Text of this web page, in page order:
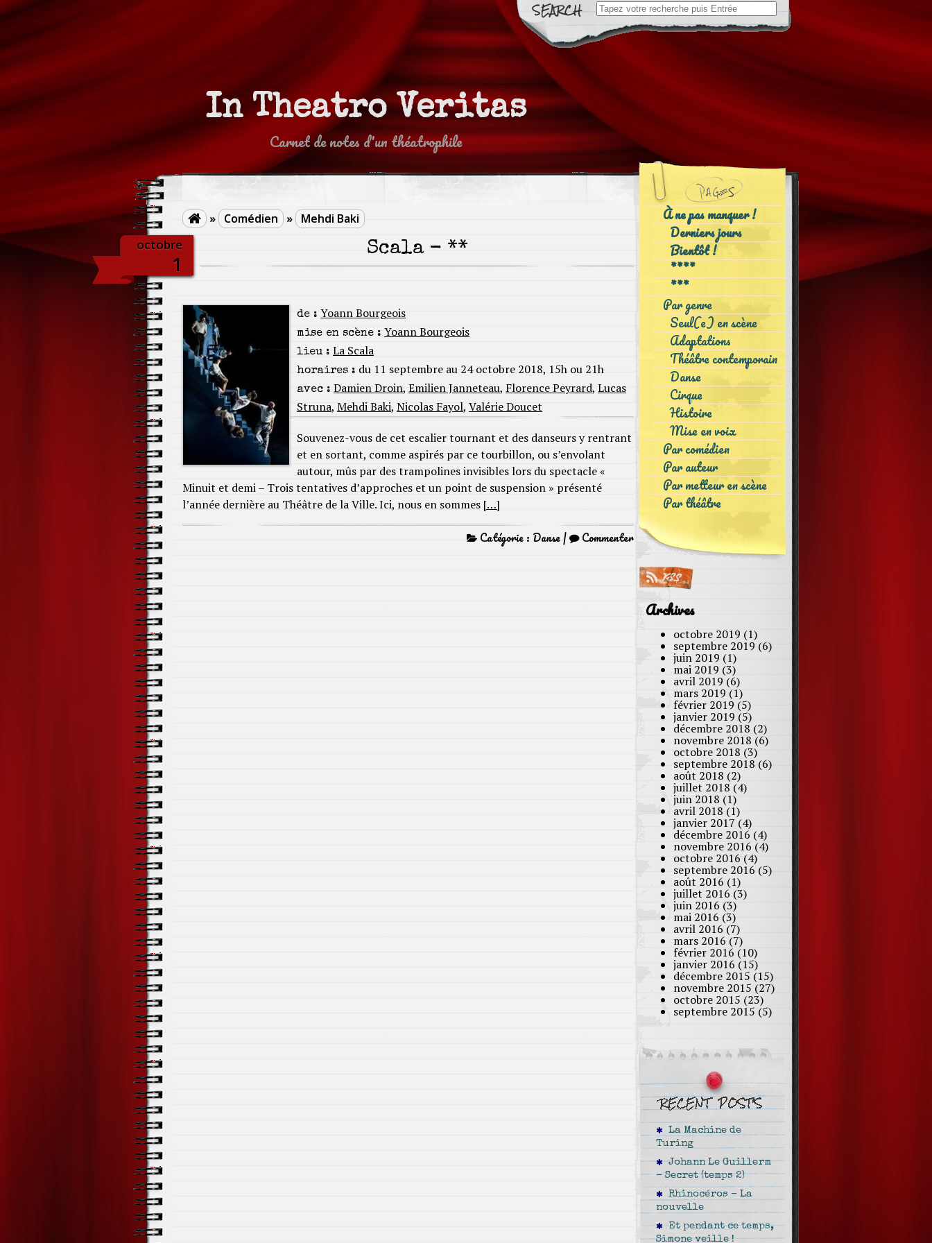
Search
for:
In Theatro Veritas
Carnet de notes d'un théatrophile
 » Comédien » Mehdi Baki
octobre
1
Scala - **
de : Yoann Bourgeois
mise en scène : Yoann Bourgeois
lieu : La Scala
horaires : du 11 septembre au 24 octobre 2018, 15h ou 21h
avec : Damien Droin, Emilien Janneteau, Florence Peyrard, Lucas
Struna, Mehdi Baki, Nicolas Fayol, Valérie Doucet
Souvenez-vous de cet escalier tournant et des danseurs y rentrant
et en sortant, comme aspirés par ce tourbillon, ou s’envolant
autour, mûs par des trampolines invisibles lors du spectacle «
Minuit et demi – Trois tentatives d’approches et un point de suspension » présenté
l’année dernière au Théâtre de la Ville. Ici, nous en sommes […]
Catégorie : Danse| Commenter
À ne pas manquer !
Derniers jours
Bientôt !
****
***
Par genre
Seul(e) en scène
Adaptations
Théâtre contemporain
Danse
Cirque
Histoire
Mise en voix
Par comédien
Par auteur
Par metteur en scène
Par théâtre
Archives
octobre 2019 (1)
septembre 2019 (6)
juin 2019 (1)
mai 2019 (3)
avril 2019 (6)
mars 2019 (1)
février 2019 (5)
janvier 2019 (5)
décembre 2018 (2)
novembre 2018 (6)
octobre 2018 (3)
septembre 2018 (6)
août 2018 (2)
juillet 2018 (4)
juin 2018 (1)
avril 2018 (1)
janvier 2017 (4)
décembre 2016 (4)
novembre 2016 (4)
octobre 2016 (4)
septembre 2016 (5)
août 2016 (1)
juillet 2016 (3)
juin 2016 (3)
mai 2016 (3)
avril 2016 (7)
mars 2016 (7)
février 2016 (10)
janvier 2016 (15)
décembre 2015 (15)
novembre 2015 (27)
octobre 2015 (23)
septembre 2015 (5)
La Machine de
Turing
Johann Le Guillerm
– Secret (temps 2)
Rhinocéros – La
nouvelle
Et pendant ce temps,
Simone veille !